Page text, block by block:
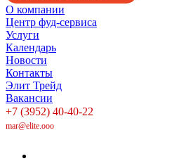
О компании
Центр фуд-сервиса
Услуги
Календарь
Новости
Контакты
Элит Трейд
Вакансии
+7 (3952) 40-40-22
mar@elite.ooo